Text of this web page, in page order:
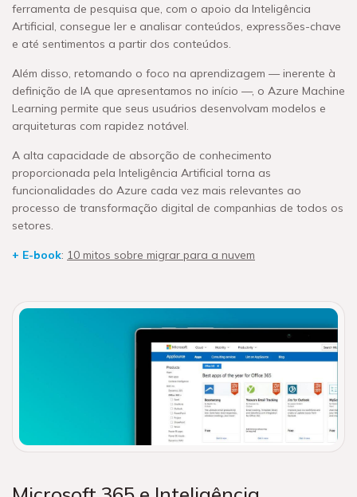
ferramenta de pesquisa que, com o apoio da Inteligência
Artificial, consegue ler e analisar conteúdos, expressões-chave
e até sentimentos a partir dos conteúdos.
Além disso, retomando o foco na aprendizagem — inerente à
definição de IA que apresentamos no início —, o Azure Machine
Learning permite que seus usuários desenvolvam modelos e
arquiteturas com rapidez notável.
A alta capacidade de absorção de conhecimento
proporcionada pela Inteligência Artificial torna as
funcionalidades do Azure cada vez mais relevantes ao
processo de transformação digital de companhias de todos os
setores.
+ E-book: 10 mitos sobre migrar para a nuvem